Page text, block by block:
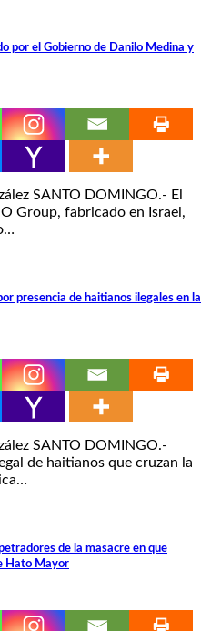
por el Gobierno de Danilo Medina y
SANTO DOMINGO.- El
Group, fabricado en Israel,
presencia de haitianos ilegales en la
SANTO DOMINGO.-
de haitianos que cruzan la
de la masacre en que
Hato Mayor